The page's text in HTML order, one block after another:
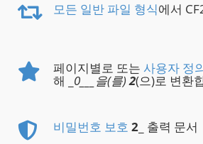
모든 일반 파일 형식에서
페이지별로 또는 사용자 정
해 _ 0___을(를)2(으)로 변환
비밀번호 보호 2 _ 출력 문서